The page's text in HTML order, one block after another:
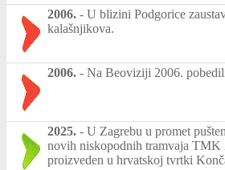
2006. - U blizini Podgorice
kalašnjikova.
2006. - Na Beoviziji 2006.
2025. - U Zagrebu u promet
novih niskopodnih tramvaja TMK
proizveden u hrvatskoj tvrtki